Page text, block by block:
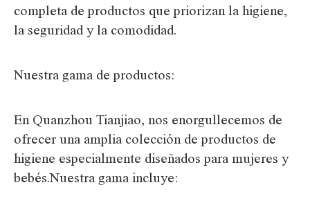
completa de productos que priorizan la higiene,
la seguridad y la comodidad.
Nuestra gama de productos:
En Quanzhou Tianjiao, nos enorgullecemos de
ofrecer una amplia colección de productos de
higiene especialmente diseñados para mujeres y
bebés.Nuestra gama incluye: